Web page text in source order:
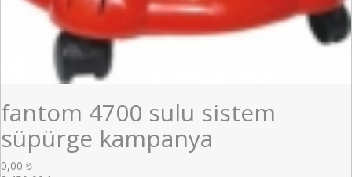
fantom 4700 sulu sistem
süpürge kampanya
0,00 ₺